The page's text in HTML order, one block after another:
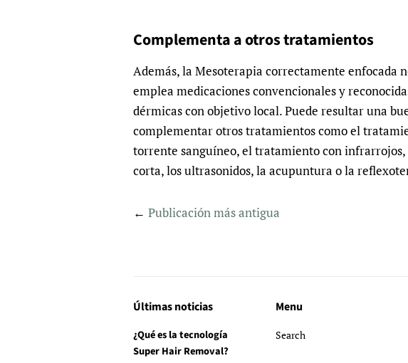
Complementa a otros tratamientos
Además, la Mesoterapia correctamente enfocada
emplea medicaciones convencionales y
dérmicas con objetivo local. Puede resultar una
complementar otros tratamientos como el
torrente sanguíneo, el tratamiento con
corta, los ultrasonidos, la acupuntura o la
← Publicación más antigua
Últimas noticias
¿Qué es la tecnología
Super Hair Removal?
Menu
Search